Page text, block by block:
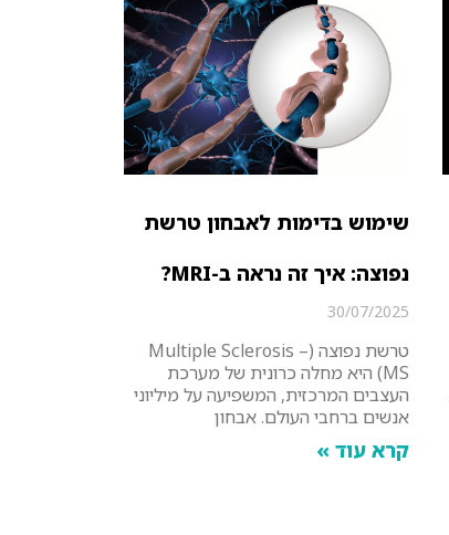
שימוש בדימות לאבחון טרשת
נפוצה: איך זה נראה ב-MRI?
30/07/2025
טרשת נפוצה (Multiple Sclerosis –
MS) היא מחלה כרונית של מערכת
העצבים המרכזית, המשפיעה על מיליוני
אנשים ברחבי העולם. אבחון
קרא עוד »